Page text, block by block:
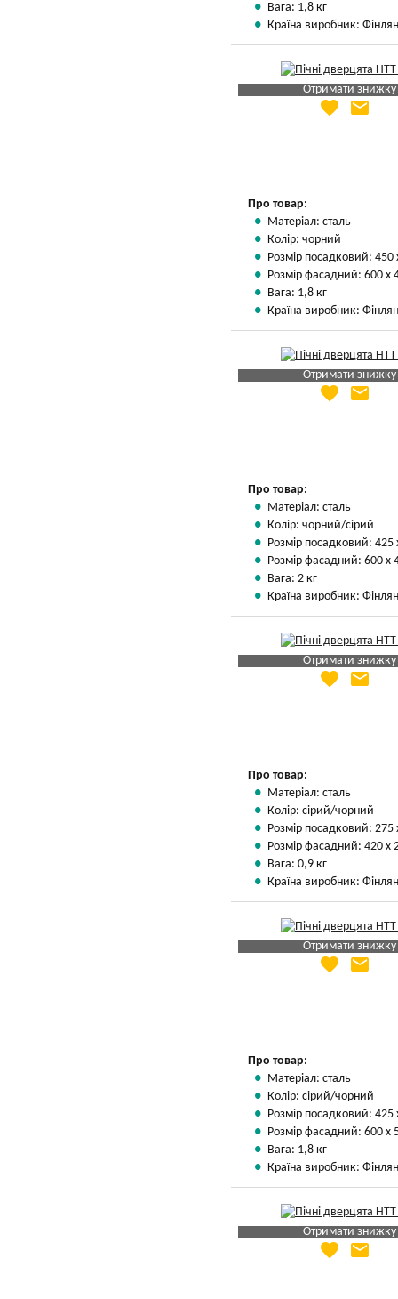
Вага: 1,8 кг
Країна виробник:
Отримати знижку
Яка Ваша ціна
favorite email
Про товар:
Матеріал: сталь
Колір: чорний
Розмір посадковий:
Розмір фасадний: 600 х
Вага: 1,8 кг
Країна виробник:
Отримати знижку
Яка Ваша ціна
favorite email
Про товар:
Матеріал: сталь
Колір: чорний/сірий
Розмір посадковий:
Розмір фасадний: 600 х
Вага: 2 кг
Країна виробник:
Отримати знижку
Яка Ваша ціна
favorite email
Про товар:
Матеріал: сталь
Колір: сірий/чорний
Розмір посадковий:
Розмір фасадний: 420 х
Вага: 0,9 кг
Країна виробник:
Отримати знижку
Яка Ваша ціна
favorite email
Про товар:
Матеріал: сталь
Колір: сірий/чорний
Розмір посадковий:
Розмір фасадний: 600 х
Вага: 1,8 кг
Країна виробник:
Отримати знижку
Яка Ваша ціна
favorite email